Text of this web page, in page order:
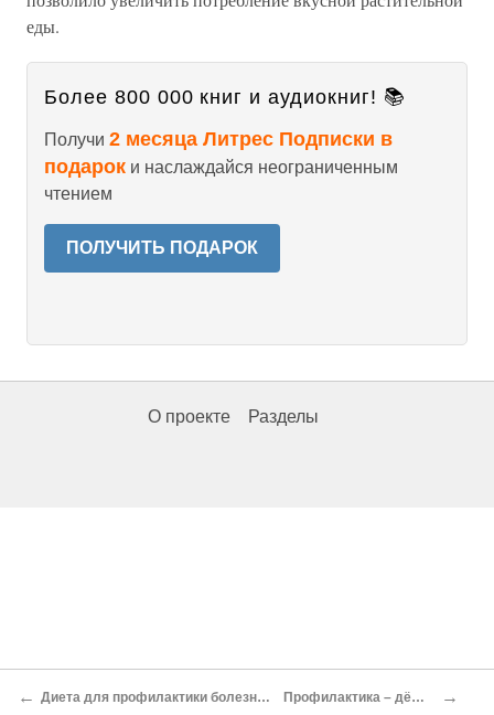
еды.
Более 800 000 книг и аудиокниг! 📚
Получи 2 месяца Литрес Подписки в
подарок и наслаждайся неограниченным
чтением
ПОЛУЧИТЬ ПОДАРОК
О проекте Разделы
← Диета для профилактики болезней сердца и сосудов Профилактика – дёшево и сердито →